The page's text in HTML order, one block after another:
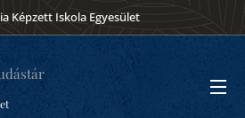
Képzett Iskola Egyesület